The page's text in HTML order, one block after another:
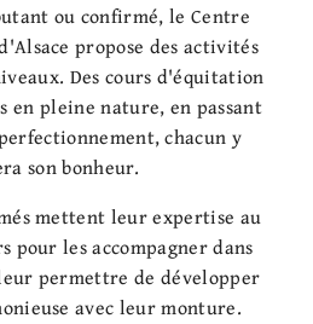
ou confirmé, le Centre
propose des activités
Des cours d'équitation
en pleine nature, en passant
chacun y
son bonheur.
mettent leur expertise au
pour les accompagner dans
permettre de développer
avec leur monture.